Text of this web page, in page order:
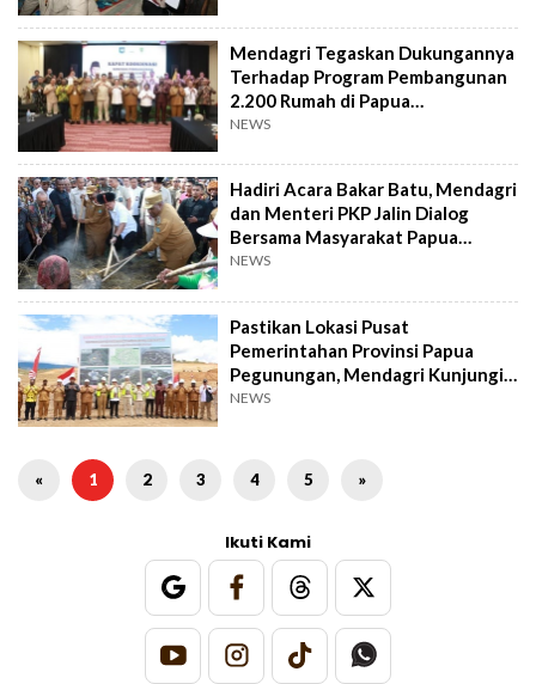
Mendagri Tegaskan Dukungannya
Terhadap Program Pembangunan
2.200 Rumah di Papua
Pegunungan
NEWS
Hadiri Acara Bakar Batu, Mendagri
dan Menteri PKP Jalin Dialog
Bersama Masyarakat Papua
Pegunungan
NEWS
Pastikan Lokasi Pusat
Pemerintahan Provinsi Papua
Pegunungan, Mendagri Kunjungi
Wamena
NEWS
« 1 2 3 4 5 »
Ikuti Kami